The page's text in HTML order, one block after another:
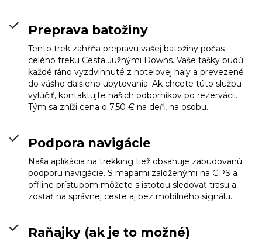
Preprava batožiny
Tento trek zahŕňa prepravu vašej batožiny počas
celého treku Cesta Južnými Downs. Vaše tašky budú
každé ráno vyzdvihnuté z hotelovej haly a prevezené
do vášho ďalšieho ubytovania. Ak chcete túto službu
vylúčiť, kontaktujte našich odborníkov po rezervácii.
Tým sa zníži cena o 7,50 € na deň, na osobu.
Podpora navigácie
Naša aplikácia na trekking tiež obsahuje zabudovanú
podporu navigácie. S mapami založenými na GPS a
offline prístupom môžete s istotou sledovať trasu a
zostať na správnej ceste aj bez mobilného signálu.
Raňajky (ak je to možné)